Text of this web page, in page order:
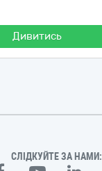
Дивитись
СЛІДКУЙТЕ ЗА НАМИ: